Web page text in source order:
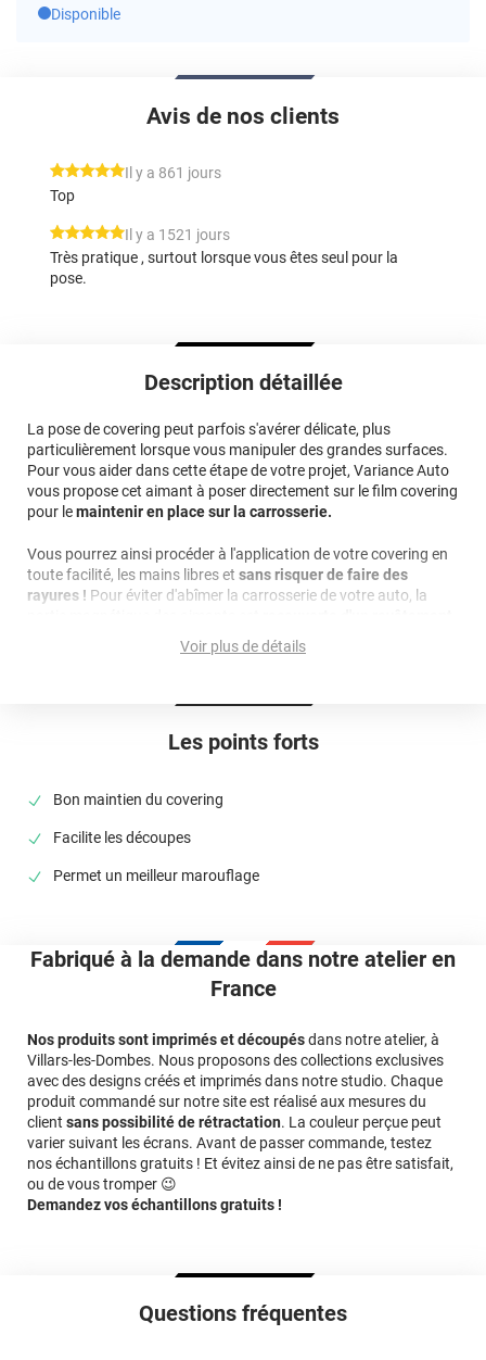
Disponible
Les points forts
Bon maintien du covering
Facilite les découpes
Permet un meilleur marouflage
Fabriqué à la demande dans notre atelier en
France
Nos produits sont imprimés et découpésdans notre atelier, à
Villars-les-Dombes. Nous proposons des collections exclusives
avec des designs créés et imprimés dans notre studio. Chaque
produit commandé sur notre site est réalisé aux mesures du
client sans possibilité de rétractation. La couleur perçue peut
varier suivant les écrans. Avant de passer commande, testez
nos échantillons gratuits ! Et évitez ainsi de ne pas être satisfait,
ou de vous tromper 😉
Demandez vos échantillons gratuits !
Questions fréquentes
Avis de nos clients
*****
Il y a 861 jours
Top
*****
Il y a 1521 jours
Très pratique , surtout lorsque vous êtes seul pour la
pose.
Description détaillée
La pose de covering peut parfois s'avérer délicate, plus
particulièrement lorsque vous manipuler des grandes surfaces.
Pour vous aider dans cette étape de votre projet, Variance Auto
vous propose cet aimant à poser directement sur le film covering
pour lemaintenir en place sur la carrosserie.
Vous pourrez ainsi procéder à l'application de votre covering en
toute facilité, les mains libres et sans risquer de faire des
rayures ! Pour éviter d'abîmer la carrosserie de votre auto, la
Les aimants ont un diamètre de 4 cm.
Voir plus de détails